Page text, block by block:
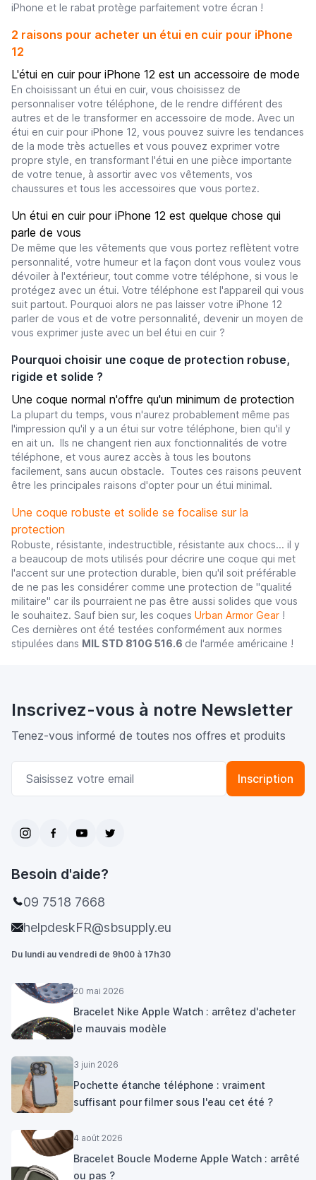
iPhone et le rabat protège parfaitement votre écran !
2 raisons pour acheter un étui en cuir pour iPhone
12
L'étui en cuir pour iPhone 12 est un accessoire de mode
En choisissant un étui en cuir, vous choisissez de
personnaliser votre téléphone, de le rendre différent des
autres et de le transformer en accessoire de mode. Avec un
étui en cuir pour iPhone 12, vous pouvez suivre les tendances
de la mode très actuelles et vous pouvez exprimer votre
propre style, en transformant l'étui en une pièce importante
de votre tenue, à assortir avec vos vêtements, vos
chaussures et tous les accessoires que vous portez.
Un étui en cuir pour iPhone 12 est quelque chose qui
parle de vous
De même que les vêtements que vous portez reflètent votre
personnalité, votre humeur et la façon dont vous voulez vous
dévoiler à l'extérieur, tout comme votre téléphone, si vous le
protégez avec un étui. Votre téléphone est l'appareil qui vous
suit partout. Pourquoi alors ne pas laisser votre iPhone 12
parler de vous et de votre personnalité, devenir un moyen de
vous exprimer juste avec un bel étui en cuir ?
Pourquoi choisir une coque de protection robuse,
rigide et solide ?
Une coque normal n'offre qu'un minimum de protection
La plupart du temps, vous n'aurez probablement même pas
l'impression qu'il y a un étui sur votre téléphone, bien qu'il y
en ait un. Ils ne changent rien aux fonctionnalités de votre
téléphone, et vous aurez accès à tous les boutons
facilement, sans aucun obstacle. Toutes ces raisons peuvent
être les principales raisons d'opter pour un étui minimal.
Une coque robuste et solide se focalise sur la
protection
Robuste, résistante, indestructible, résistante aux chocs... il y
a beaucoup de mots utilisés pour décrire une coque qui met
l'accent sur une protection durable, bien qu'il soit préférable
de ne pas les considérer comme une protection de "qualité
militaire" car ils pourraient ne pas être aussi solides que vous
le souhaitez. Sauf bien sur, les coques Urban Armor Gear !
Ces dernières ont été testées conformément aux normes
stipulées dans MIL STD 810G 516.6 de l'armée américaine !
Inscrivez-vous à notre Newsletter
Tenez-vous informé de toutes nos offres et produits
Adresse email
Inscription
Besoin d'aide?
09 7518 7668
helpdeskFR@sbsupply.eu
Du lundi au vendredi de 9h00 à 17h30
20 mai 2026
Bracelet Nike Apple Watch : arrêtez d'acheter
le mauvais modèle
3 juin 2026
Pochette étanche téléphone : vraiment
suffisant pour filmer sous l'eau cet été ?
4 août 2026
Bracelet Boucle Moderne Apple Watch : arrêté
ou pas ?